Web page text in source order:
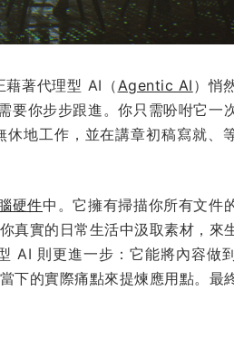
藉著代理型 AI（ Agentic AI ）悄
你步步跟進。你只需吩咐它一
地工作，並在講章初稿寫就、
硬件中。它擁有掃描你所有文件
真實的日常生活中汲取素材，來
AI 則更進一步：它能將內容做
下的實際痛點來提煉應用點。最